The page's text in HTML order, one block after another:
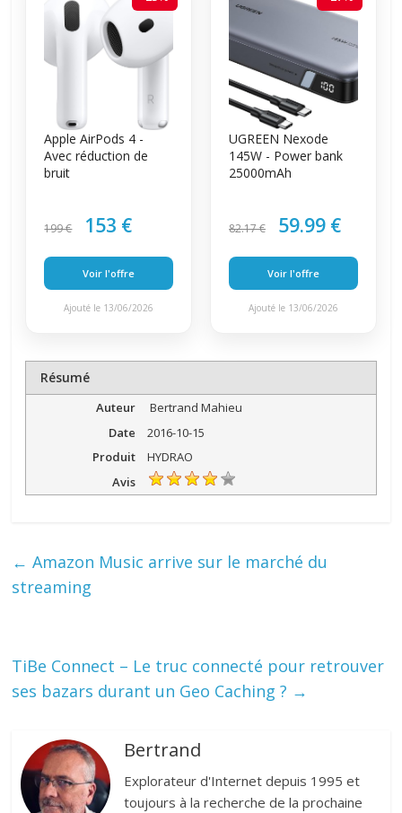
Apple AirPods 4 -
Avec réduction de
bruit
199 € 153 €
Voir l'offre
Ajouté le 13/06/2026
UGREEN Nexode
145W - Power bank
25000mAh
82.17 € 59.99 €
Voir l'offre
Ajouté le 13/06/2026
Résumé
Auteur
Bertrand Mahieu
Date
2016-10-15
Produit
HYDRAO
Avis
← Amazon Music arrive sur le marché du
streaming
TiBe Connect – Le truc connecté pour retrouver
ses bazars durant un Geo Caching ? →
Bertrand
Explorateur d'Internet depuis 1995 et
toujours à la recherche de la prochaine